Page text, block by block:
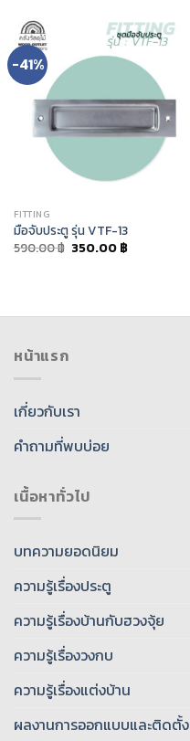
-41%
FITTING
มือจับประตู รุ่น VTF-13
590.00฿ 350.00 ฿
หน้าแรก
เกี่ยวกับเรา
คำถามที่พบบ่อย
เนื้อหาทั่วไป
บทความยอดนิยม
ความรู้เรื่องประตู
ความรู้เรื่องบ้านกับฮวงจุ้ย
ความรู้เรื่องวงกบ
ความรู้เรื่องแต่งบ้าน
ผลงานการออกแบบและติดตั้ง